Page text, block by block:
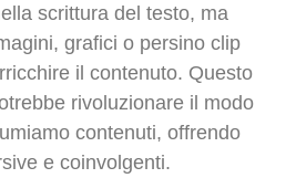
scrittura del testo, ma
grafici o persino clip
il contenuto. Questo
rivoluzionare il modo
contenuti, offrendo
e coinvolgenti.